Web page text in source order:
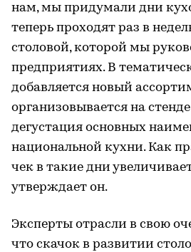
нам, мы придумали дни
теперь проходят раз в
столовой, которой мы
предприятиях. В
добавляется новый
организовывается на
дегустация основных
национальной кухни. Как
чек в такие дни
утверждает он.
Эксперты отрасли в свою
что скачок в развитии